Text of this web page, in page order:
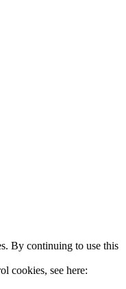
By continuing to use this
cookies, see here: